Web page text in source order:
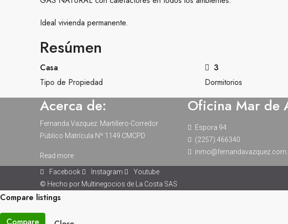
Ideal vivienda permanente.
Resúmen
Casa
Tipo de Propiedad
3
Dormitorios
Acerca de:
Fernanda Vazquez: Martillero-Corredor
Público Matrícula Nº 1149 CMCPD
Read more
Oficina Mar de
Espora 94
(2257) 466340
Facebook Instagram
Youtube
© Hecho por Multinegocios de La Costa SAS
Compare listings